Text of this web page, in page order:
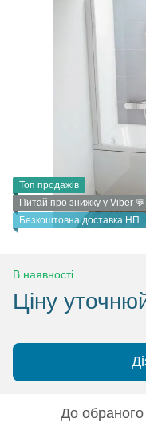
Топ продажів
Питай про знижку у Viber 💬
Безкоштовна доставка НП
В наявності
Ціну
До обраного